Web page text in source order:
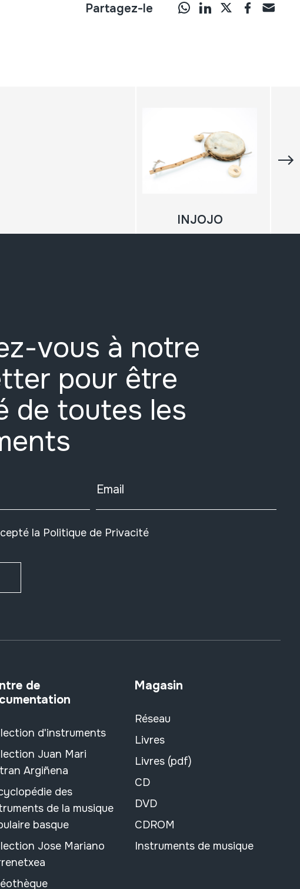
Partagez-le
INJOJO
vous à notre
pour être
de toutes les
Email
la Politique de Privacité
de
d'instruments
Juan Mari
Argiñena
des
de la musique
basque
Jose Mariano
Magasin
Réseau
Livres
Livres (pdf)
CD
DVD
CDROM
Instruments de musique